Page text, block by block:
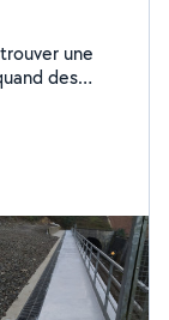
une
des
c'est très